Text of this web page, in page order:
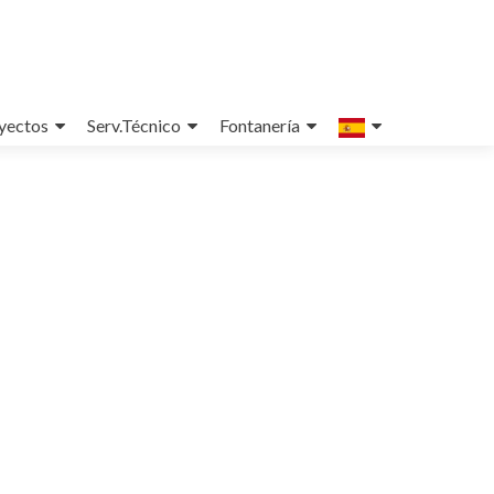
Serv.Técnico Fontanería